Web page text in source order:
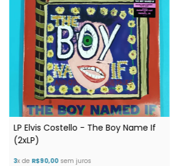
LP Elvis Costello - The Boy Name If
(2xLP)
3x de R$90,00sem juros